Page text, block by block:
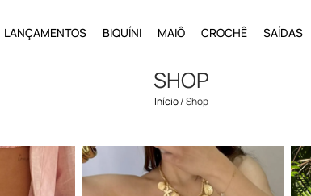
LANÇAMENTOS BIQUÍNI MAIÔ CROCHÊ SAÍDAS
SHOP
Início/ Shop